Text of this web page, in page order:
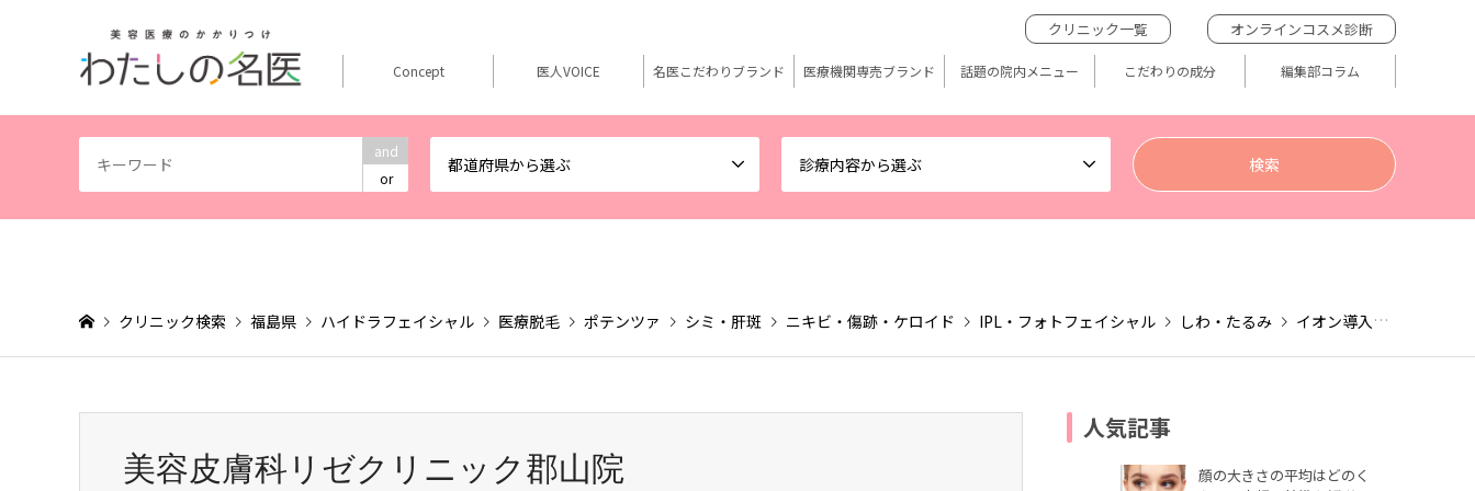
and
or
都道府県から選ぶ 診療内容から選ぶ
クリニック一覧 オンラインコスメ診断
Concept 医人VOICE 名医こだわりブランド 医療機関専売ブランド 話題の院内メニュー こだわりの成分 編集部コラム
クリニック検索 福島県 ハイドラフェイシャル 医療脱毛 ポテンツァ シミ・肝斑 ニキビ・傷跡・ケロイド IPL・フォトフェイシャル しわ・たるみ イオン導入
美容皮膚科リゼクリニック郡山院
人気記事
顔の大きさの平均はどのく